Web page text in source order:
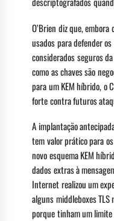
O’Brien diz que,
usados ​​para defender
considerados seguros
como as chaves são
para um KEM híbrido, o
forte contra futuros
A implantação
tem valor prático para
novo esquema KEM
dados extras à
Internet realizou um
alguns middleboxes
porque tinham um